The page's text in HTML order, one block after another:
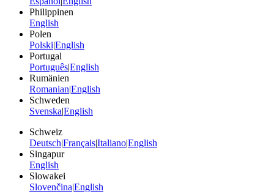
Philippinen
English
Polen
Polski|English
Portugal
Português|English
Rumänien
Romanian|English
Schweden
Svenska|English
Schweiz
Deutsch|Français|Italiano|English
Singapur
English
Slowakei
Slovenčina|English